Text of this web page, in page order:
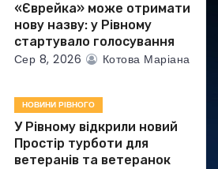
«Єврейка» може отримати
нову назву: у Рівному
стартувало голосування
Сер 8, 2026 Котова Маріана
НОВИНИ РІВНОГО
У Рівному відкрили новий
Простір турботи для
ветеранів та ветеранок